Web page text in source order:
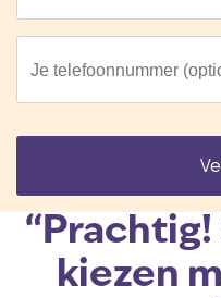
Je telefoonnummer
kiezen